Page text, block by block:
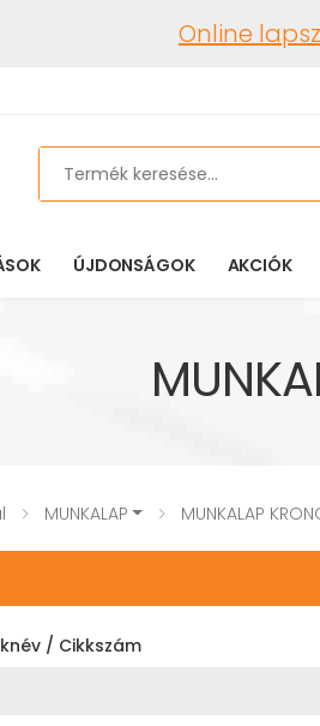
Online
Search
ÚJDONSÁGOK AKCIÓK
MUNKALAP MUNKALAP
/ Cikkszám